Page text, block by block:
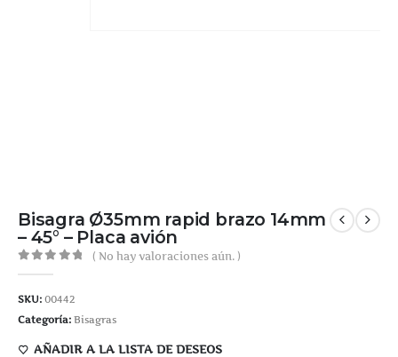
Bisagra Ø35mm rapid brazo 14mm
– 45° – Placa avión
( No hay valoraciones aún. )
SKU: 00442
Categoría: Bisagras
AÑADIR A LA LISTA DE DESEOS